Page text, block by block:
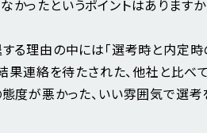
ったというポイントはありますか
る理由の中には「選考時と内定時
果連絡を待たされた、他社と比べ
度が悪かった、いい雰囲気で選考